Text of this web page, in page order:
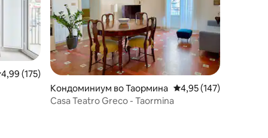
оцена: 4,99 од 5, 175 рецензии
4,99 (175)
Кондоминиум во Таормина Просечна оцена:
4,95 (147)
Casa Teatro Greco - Taormina